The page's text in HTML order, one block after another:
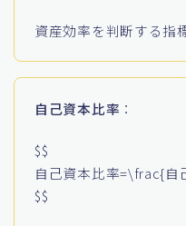
資産効率を判断する指
自己資本比率 ：
$$
自己資本比率=\frac{自
$$